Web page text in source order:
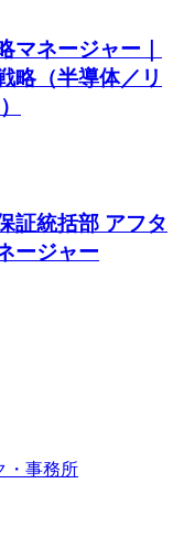
マネージャー｜
略（半導体／リ
証統括部 アフタ
ージャー
・事務所